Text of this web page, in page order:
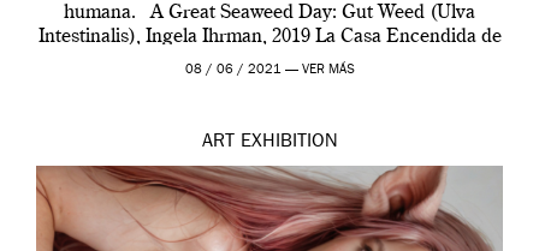
humana. A Great Seaweed Day: Gut Weed (Ulva
Intestinalis), Ingela Ihrman, 2019 La Casa Encendida de
Madrid y la Wellcome […]
08 / 06 / 2021 — VER MÁS
ART EXHIBITION